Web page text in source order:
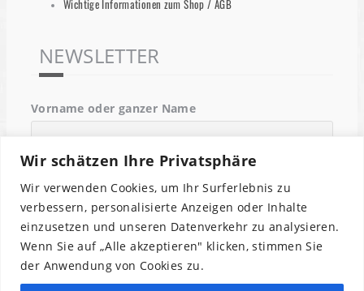
Wir schätzen Ihre Privatsphäre
Wir verwenden Cookies, um Ihr Surferlebnis zu
verbessern, personalisierte Anzeigen oder Inhalte
einzusetzen und unseren Datenverkehr zu analysieren.
Wenn Sie auf „Alle akzeptieren" klicken, stimmen Sie
der Anwendung von Cookies zu.
Wichtige Informationen zum Shop / AGB
NEWSLETTER
Vorname oder ganzer Name
Email
Indem Du fortfährst, akzeptierst Du unsere
Datenschutzerklärung.